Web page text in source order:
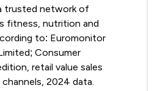
trusted network of
fitness, nutrition and
to: Euromonitor
Consumer
retail value sales
channels, 2024 data.